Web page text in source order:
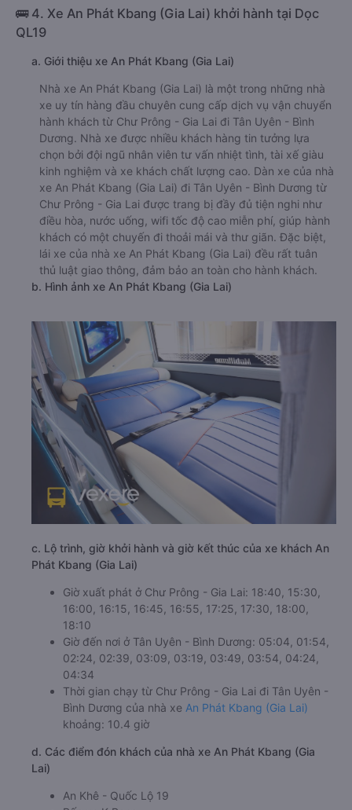
🚌 4. Xe An Phát Kbang (Gia Lai) khởi hành tại Dọc
QL19
a. Giới thiệu xe An Phát Kbang (Gia Lai)
Nhà xe An Phát Kbang (Gia Lai) là một trong những nhà
xe uy tín hàng đầu chuyên cung cấp dịch vụ vận chuyển
hành khách từ Chư Prông - Gia Lai đi Tân Uyên - Bình
Dương. Nhà xe được nhiều khách hàng tin tưởng lựa
chọn bởi đội ngũ nhân viên tư vấn nhiệt tình, tài xế giàu
kinh nghiệm và xe khách chất lượng cao. Dàn xe của nhà
xe An Phát Kbang (Gia Lai) đi Tân Uyên - Bình Dương từ
Chư Prông - Gia Lai được trang bị đầy đủ tiện nghi như
điều hòa, nước uống, wifi tốc độ cao miễn phí, giúp hành
khách có một chuyến đi thoải mái và thư giãn. Đặc biệt,
lái xe của nhà xe An Phát Kbang (Gia Lai) đều rất tuân
thủ luật giao thông, đảm bảo an toàn cho hành khách.
b. Hình ảnh xe An Phát Kbang (Gia Lai)
c. Lộ trình, giờ khởi hành và giờ kết thúc của xe khách An
Phát Kbang (Gia Lai)
Giờ xuất phát ở Chư Prông - Gia Lai: 18:40, 15:30,
16:00, 16:15, 16:45, 16:55, 17:25, 17:30, 18:00,
18:10
Giờ đến nơi ở Tân Uyên - Bình Dương: 05:04, 01:54,
02:24, 02:39, 03:09, 03:19, 03:49, 03:54, 04:24,
04:34
Thời gian chạy từ Chư Prông - Gia Lai đi Tân Uyên -
Bình Dương của nhà xe An Phát Kbang (Gia Lai)
khoảng: 10.4 giờ
d. Các điểm đón khách của nhà xe An Phát Kbang (Gia
Lai)
An Khê - Quốc Lộ 19